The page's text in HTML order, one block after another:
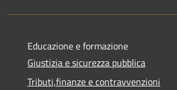
Educazione e formazione
Giustizia e sicurezza pubblica
Tributi,finanze e contravvenzioni